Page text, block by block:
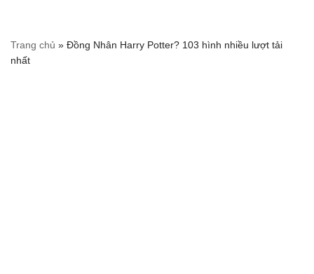
Trang chủ » Đồng Nhân Harry Potter? 103 hình nhiều lượt tải
nhất